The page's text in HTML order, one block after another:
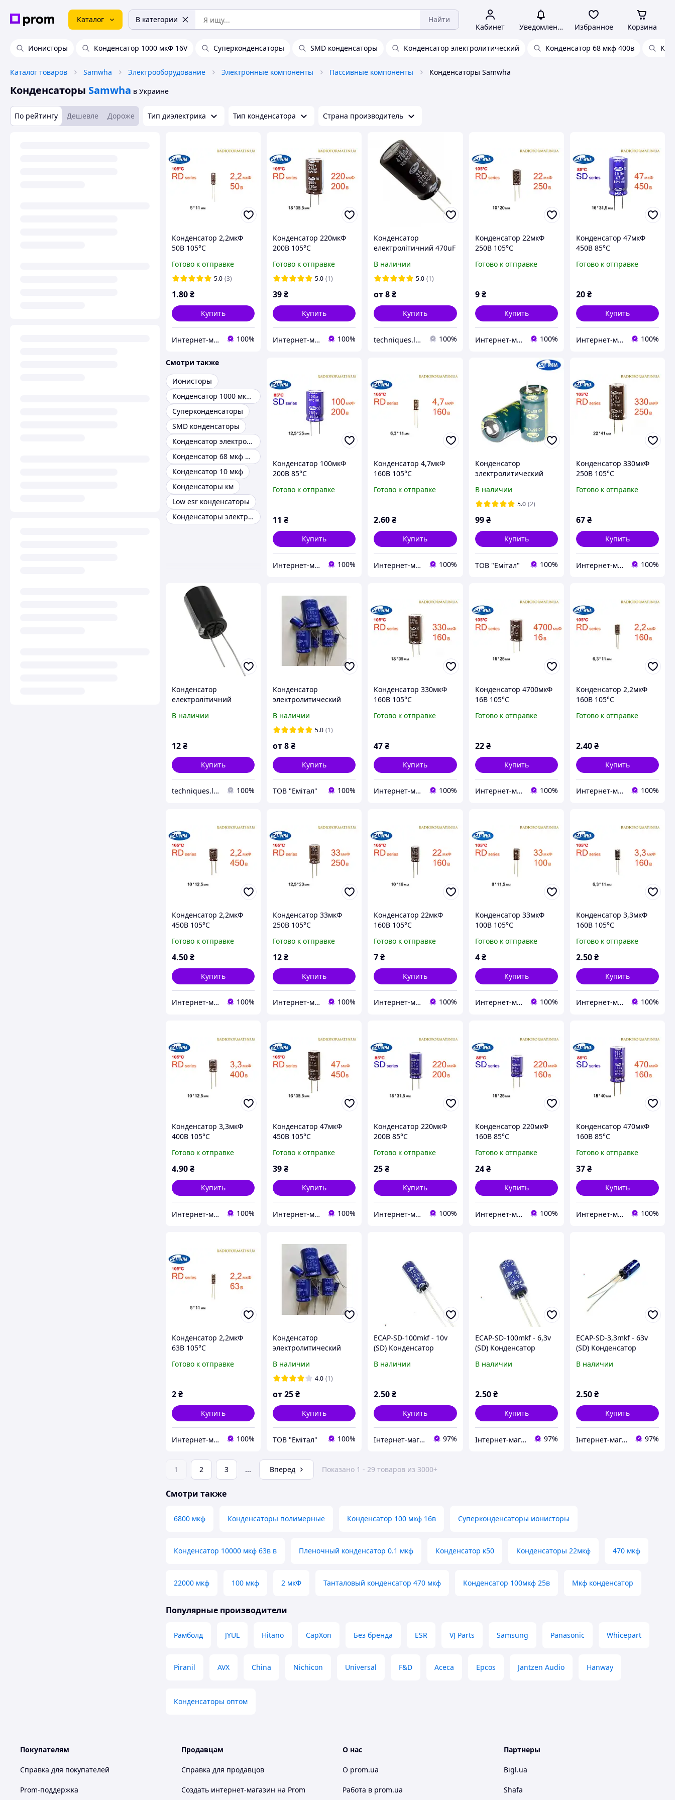
Каталог В категории Найти
Кабинет Уведомления Избранное Корзина
Ионисторы Конденсатор 1000 мкФ 16V Суперконденсаторы SMD конденсаторы Конденсатор электролитический Конденсатор 68 мкф 400в
Каталог товаров Samwha Электрооборудование Электронные компоненты Пассивные компоненты Конденсаторы Samwha
Конденсаторы Samwha в Украине
По рейтингу Дешевле Дороже Тип диэлектрика Тип конденсатора Страна производитель
Конденсатор 2,2мкФ
50В 105°C
электролитический
Samwha RD series
Готово к отправке
5.0 (3)
1.80₴
Купить
Интернет-магазин радиодеталей Radioformat 100%
Конденсатор 220мкФ
200В 105°C
электролитический
Samwha RD series
Готово к отправке
5.0 (1)
39₴
Купить
Интернет-магазин радиодеталей Radioformat 100%
Конденсатор
електролітичний 470uF
samwha RD
В наличии
5.0 (1)
от8₴
Купить
techniques.lviv 100%
Конденсатор 22мкФ
250В 105°C
электролитический
Готово к отправке
9 ₴
Купить
Интернет-магазин радиодеталей Radioformat 100%
Конденсатор 47мкФ
450В 85°C
электролитический
Готово к отправке
20₴
Купить
Интернет-магазин радиодеталей Radioformat 100%
Смотри также
Ионисторы
Конденсатор 1000 мкФ 16V
Суперконденсаторы
SMD конденсаторы
Конденсатор электролитический
Конденсатор 68 мкф 400в
Конденсатор 10 мкф
Конденсаторы км
Low esr конденсаторы
Конденсаторы электролиты
Конденсатор 100мкФ
200В 85°C
электролитический
Готово к отправке
11 ₴
Купить
Интернет-магазин радиодеталей Radioformat 100%
Конденсатор 4,7мкФ
160В 105°C
электролитический
Готово к отправке
2.60₴
Купить
Интернет-магазин радиодеталей Radioformat 100%
Конденсатор
электролитический
HC
В наличии
5.0 (2)
99 ₴
Купить
ТОВ "Емітал" 100%
Конденсатор 330мкФ
250В 105°C
электролитический
Готово к отправке
67₴
Купить
Интернет-магазин радиодеталей Radioformat 100%
Конденсатор
електролітичний
SAMWHA
В наличии
12₴
Купить
techniques.lviv 100%
Конденсатор
электролитический
105гр.
В наличии
5.0 (1)
от8₴
Купить
ТОВ "Емітал" 100%
Конденсатор 330мкФ
160В 105°C
электролитический
Готово к отправке
47₴
Купить
Интернет-магазин радиодеталей Radioformat 100%
Конденсатор 4700мкФ
16В 105°C
электролитический
Готово к отправке
22 ₴
Купить
Интернет-магазин радиодеталей Radioformat 100%
Конденсатор 2,2мкФ
160В 105°C
электролитический
Готово к отправке
2.40₴
Купить
Интернет-магазин радиодеталей Radioformat 100%
Конденсатор 2,2мкФ
450В 105°C
электролитический
Samwha RD series
Готово к отправке
4.50₴
Купить
Интернет-магазин радиодеталей Radioformat 100%
Конденсатор 33мкФ
250В 105°C
электролитический
Samwha RD series
Готово к отправке
12₴
Купить
Интернет-магазин радиодеталей Radioformat 100%
Конденсатор 22мкФ
160В 105°C
электролитический
Samwha RD series
Готово к отправке
7₴
Купить
Интернет-магазин радиодеталей Radioformat 100%
Конденсатор 33мкФ
100В 105°C
электролитический
Samwha RD series
Готово к отправке
4 ₴
Купить
Интернет-магазин радиодеталей Radioformat 100%
Конденсатор 3,3мкФ
160В 105°C
электролитический
Samwha RD series
Готово к отправке
2.50₴
Купить
Интернет-магазин радиодеталей Radioformat 100%
Конденсатор 3,3мкФ
400В 105°C
электролитический
Samwha RD series
Готово к отправке
4.90₴
Купить
Интернет-магазин радиодеталей Radioformat 100%
Конденсатор 47мкФ
450В 105°C
электролитический
Samwha RD series
Готово к отправке
39₴
Купить
Интернет-магазин радиодеталей Radioformat 100%
Конденсатор 220мкФ
200В 85°C
электролитический
Samwha SD series
Готово к отправке
25₴
Купить
Интернет-магазин радиодеталей Radioformat 100%
Конденсатор 220мкФ
160В 85°C
электролитический
Samwha SD series
Готово к отправке
24 ₴
Купить
Интернет-магазин радиодеталей Radioformat 100%
Конденсатор 470мкФ
160В 85°C
электролитический
Samwha SD series
Готово к отправке
37₴
Купить
Интернет-магазин радиодеталей Radioformat 100%
Конденсатор 2,2мкФ
63В 105°C
электролитический
Готово к отправке
2₴
Купить
Интернет-магазин радиодеталей Radioformat 100%
Конденсатор
электролитический
SD
В наличии
4.0 (1)
от25₴
Купить
ТОВ "Емітал" 100%
ECAP-SD-100mkf - 10v
(SD) Конденсатор
100 мкФ, 10 В. Диаметр
В наличии
2.50₴
Купить
Інтернет-магазин ЗНАКОМО! На деякі товари може бути передплата! Відправка від 1 до 5 днів! 97%
ECAP-SD-100mkf - 6,3v
(SD) Конденсатор
100 мкФ, 6.3 В. Диаметр
В наличии
2.50 ₴
Купить
Інтернет-магазин ЗНАКОМО! На деякі товари може бути передплата! Відправка від 1 до 5 днів! 97%
ECAP-SD-3,3mkf - 63v
(SD) Конденсатор
мкФ, 63 В. Диаметр 5
В наличии
2.50₴
Купить
Інтернет-магазин ЗНАКОМО! На деякі товари може бути передплата! Відправка від 1 до 5 днів! 97%
1 2 3 ... Вперед Показано 1 - 29 товаров из 3000+
Смотри также
6800 мкф Конденсаторы полимерные Конденсатор 100 мкф 16в Суперконденсаторы ионисторы
Конденсатор 10000 мкф 63в в Пленочный конденсатор 0.1 мкф Конденсатор к50 Конденсаторы 22мкф 470 мкф
22000 мкф 100 мкф 2 мкФ Танталовый конденсатор 470 мкф Конденсатор 100мкф 25в Мкф конденсатор
Популярные производители
Рамболд JYUL Hitano CapXon Без бренда ESR VJ Parts Samsung Panasonic Whicepart
Piranil AVX China Nichicon Universal F&D Асеса Epcos Jantzen Audio Hanway
Конденсаторы оптом
Покупателям
Справка для покупателей
Prom-поддержка
Продавцам
Справка для продавцов
Создать интернет-магазин на Prom
О нас
О prom.ua
Работа в prom.ua
Партнеры
Bigl.ua
Shafa